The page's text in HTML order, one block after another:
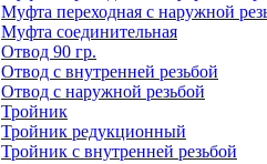
Муфта переходная с наружной
Муфта соединительная
Отвод 90 гр.
Отвод с внутренней резьбой
Отвод с наружной резьбой
Тройник
Тройник редукционный
Тройник с внутренней резьбой